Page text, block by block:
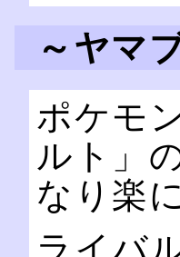
～ヤマ
ポケモ
ルト」
なり楽
ライバ